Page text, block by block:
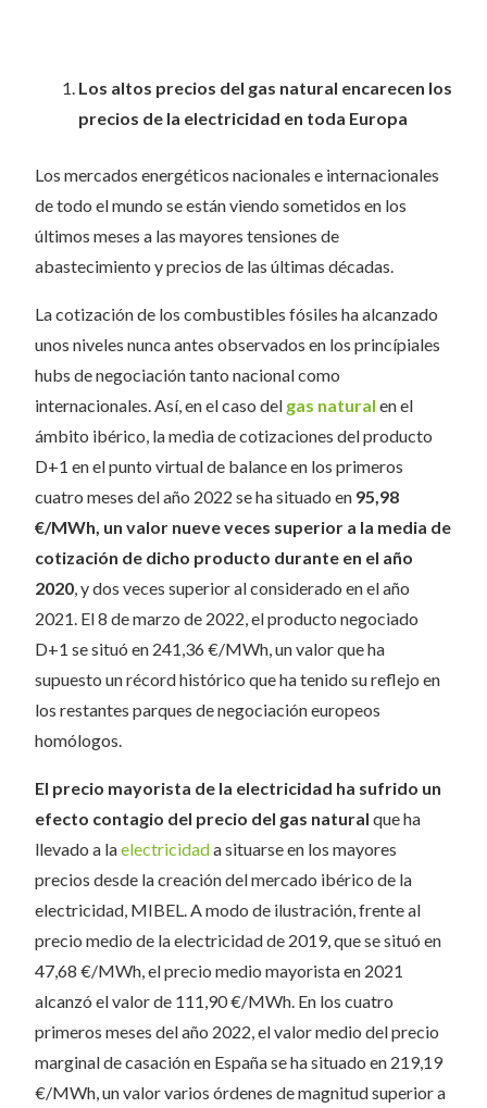
Los altos precios del gas natural encarecen los
precios de la electricidad en toda Europa
Los mercados energéticos nacionales e internacionales
de todo el mundo se están viendo sometidos en los
últimos meses a las mayores tensiones de
abastecimiento y precios de las últimas décadas.
La cotización de los combustibles fósiles ha alcanzado
unos niveles nunca antes observados en los princípiales
hubs de negociación tanto nacional como
internacionales. Así, en el caso del gas natural en el
ámbito ibérico, la media de cotizaciones del producto
D+1 en el punto virtual de balance en los primeros
cuatro meses del año 2022 se ha situado en 95,98
€/MWh, un valor nueve veces superior a la media de
cotización de dicho producto durante en el año
2020, y dos veces superior al considerado en el año
2021. El 8 de marzo de 2022, el producto negociado
D+1 se situó en 241,36 €/MWh, un valor que ha
supuesto un récord histórico que ha tenido su reflejo en
los restantes parques de negociación europeos
homólogos.
El precio mayorista de la electricidad ha sufrido un
efecto contagio del precio del gas natural que ha
llevado a laelectricidada situarse en los mayores
precios desde la creación del mercado ibérico de la
electricidad, MIBEL. A modo de ilustración, frente al
precio medio de la electricidad de 2019, que se situó en
47,68 €/MWh, el precio medio mayorista en 2021
alcanzó el valor de 111,90 €/MWh. En los cuatro
primeros meses del año 2022, el valor medio del precio
marginal de casación en España se ha situado en 219,19
€/MWh, un valor varios órdenes de magnitud superior a